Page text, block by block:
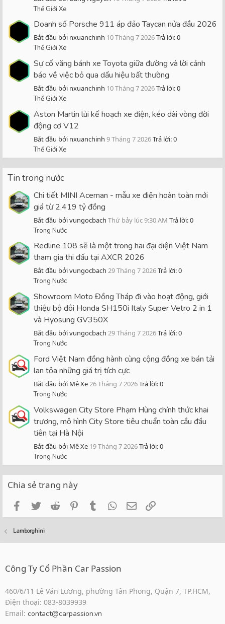
Thế Giới Xe
Doanh số Porsche 911 áp đảo Taycan nửa đầu 2026
Bắt đầu bởi nxuanchinh 10 Tháng 7 2026Trả lời: 0
Thế Giới Xe
Sự cố văng bánh xe Toyota giữa đường và lời cảnh
báo về việc bỏ qua dấu hiệu bất thường
Bắt đầu bởi nxuanchinh 10 Tháng 7 2026Trả lời: 0
Thế Giới Xe
Aston Martin lùi kế hoạch xe điện, kéo dài vòng đời
động cơ V12
Bắt đầu bởi nxuanchinh 9 Tháng 7 2026Trả lời: 0
Thế Giới Xe
Tin trong nước
Chi tiết MINI Aceman - mẫu xe điện hoàn toàn mới
giá từ 2,419 tỷ đồng
Bắt đầu bởi vungocbach Thứ bảy lúc 9:30 AM Trả lời: 0
Trong Nước
Redline 108 sẽ là một trong hai đại diện Việt Nam
tham gia thi đấu tại AXCR 2026
Bắt đầu bởi vungocbach 29 Tháng 7 2026Trả lời: 0
Trong Nước
Showroom Moto Đồng Tháp đi vào hoạt động, giới
thiệu bộ đôi Honda SH150i Italy Super Vetro 2 in 1
và Hyosung GV350X
Bắt đầu bởi vungocbach 29 Tháng 7 2026Trả lời: 0
Trong Nước
Ford Việt Nam đồng hành cùng cộng đồng xe bán tải
lan tỏa những giá trị tích cực
Bắt đầu bởi Mê Xe26 Tháng 7 2026Trả lời: 0
Trong Nước
Volkswagen City Store Phạm Hùng chính thức khai
trương, mô hình City Store tiêu chuẩn toàn cầu đầu
tiên tại Hà Nội
Bắt đầu bởi Mê Xe 19 Tháng 7 2026Trả lời: 0
Trong Nước
Chia sẻ trang này
FacebookTwitterReddit PinterestTumblrWhatsApp
Email
Lamborghini
Công Ty Cổ Phần Car Passion
460/6/11 Lê Văn Lương, phường Tân Phong, Quận 7, TP.HCM,
Điện thoại: 083-8039939
Email: contact@carpassion.vn